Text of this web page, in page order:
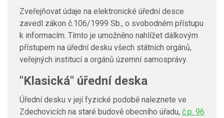
Zveřejňovat údaje na elektronické úřední desce
zavedl zákon č.106/1999 Sb., o svobodném přístupu
k informacím. Tímto je umožněno nahlížet dálkovým
přístupem na úřední desku všech státních orgánů,
veřejných institucí a orgánů územní samosprávy.
"Klasická" úřední deska
Úřední desku v její fyzické podobě naleznete ve
Zdechovicích na staré budově obecního úřadu, č.p. 96